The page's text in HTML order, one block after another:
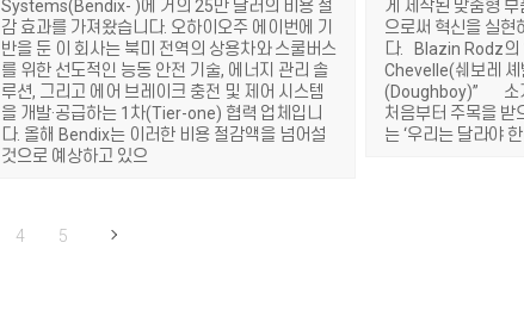
Systems(Bendix- )에 거의 25만 달러의 비용 절
감 효과를 가져왔습니다. 오하이오주 에이번에 기
반을 둔 이 회사는 북미 전역의 상용차와 스쿨버스
를 위한 선도적인 능동 안전 기술, 에너지 관리 솔
루션, 그리고 에어 브레이크 충전 및 제어 시스템
을 개발·공급하는 1차(Tier-one) 협력 업체입니
다. 올해 Bendix는 이러한 비용 절감액을 넘어설
것으로 예상하고 있으
게 제작된 맞춤형
으로써 혁신을 실현
다. Blazin Rodz
Chevelle(쉐보레 셰
(Doughboy)” 소개
처음부터 주목을 받
는 ‘우리는 달라야
4 5